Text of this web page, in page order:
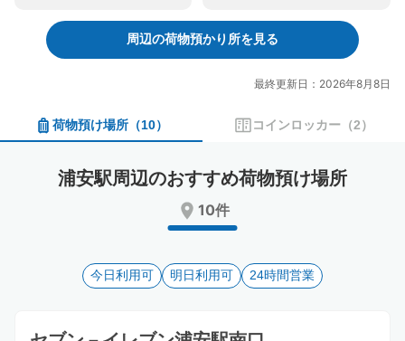
forward
interact
calendar
and
date.
the
backward
to
interact
calendar
and
a
date.
mark
key
the
周辺の荷物預かり所を見る
最終更新日：2026年8月8日
荷物預け場所 （10） コインロッカー （2）
浦安駅周辺のおすすめ荷物預け場所
10件
今日利用可 明日利用可 24時間営業